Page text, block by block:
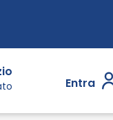
Entra